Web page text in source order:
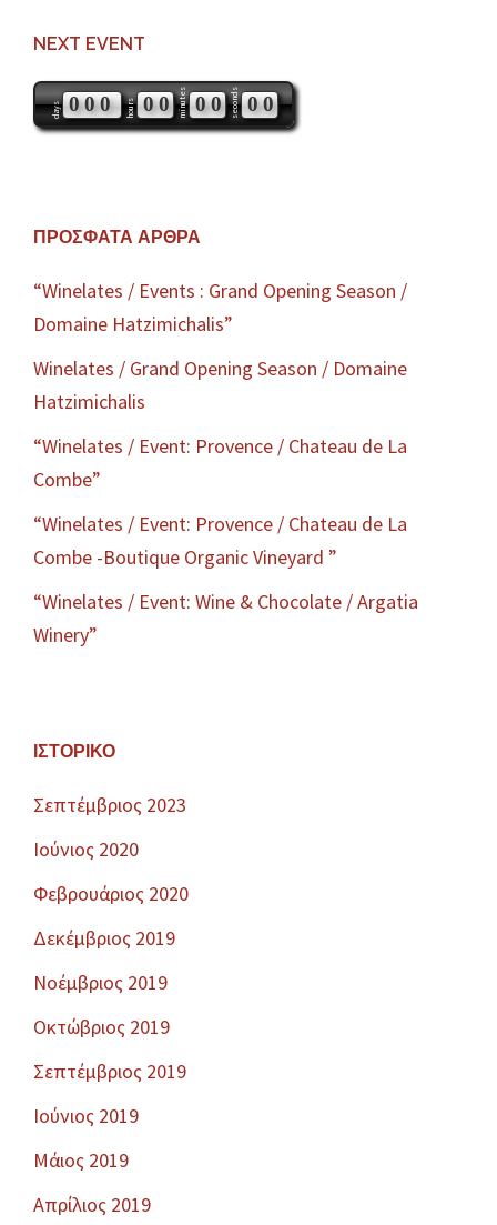
NEXT EVENT
days 000 hours 00 minutes 00 seconds 00
ΠΡΌΣΦΑΤΑ ΆΡΘΡΑ
“Winelates / Events : Grand Opening Season /
Domaine Hatzimichalis”
Winelates / Grand Opening Season / Domaine
Hatzimichalis
“Winelates / Event: Provence / Chateau de La
Combe”
“Winelates / Event: Provence / Chateau de La
Combe -Boutique Organic Vineyard ”
“Winelates / Event: Wine & Chocolate / Argatia
Winery”
ΙΣΤΟΡΙΚΌ
Σεπτέμβριος 2023
Ιούνιος 2020
Φεβρουάριος 2020
Δεκέμβριος 2019
Νοέμβριος 2019
Οκτώβριος 2019
Σεπτέμβριος 2019
Ιούνιος 2019
Μάιος 2019
Απρίλιος 2019